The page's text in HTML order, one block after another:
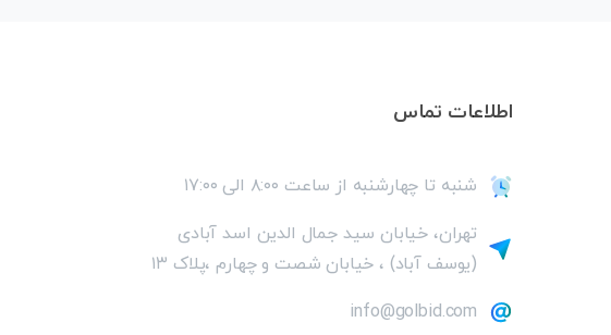
اطلاعات تماس
شنبه تا چهارشنبه از ساعت ۸:۰۰ الی ۱۷:۰۰
تهران، خیابان سید جمال الدین اسد آبادی
(یوسف آباد) ، خیابان شصت و چهارم ،پلاک ۱۳
info@golbid.com